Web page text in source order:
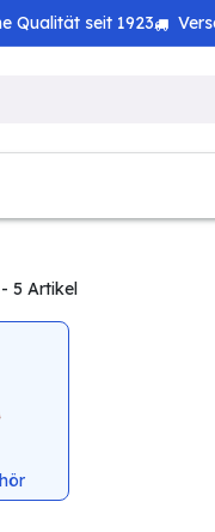
Qualität seit 1923
5 Artikel